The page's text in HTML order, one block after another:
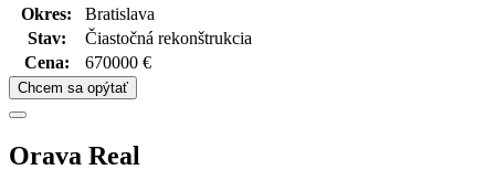
Okres:
Bratislava
Stav:
Čiastočná rekonštrukcia
Cena:
670000 €
Chcem sa opýtať
Orava Real